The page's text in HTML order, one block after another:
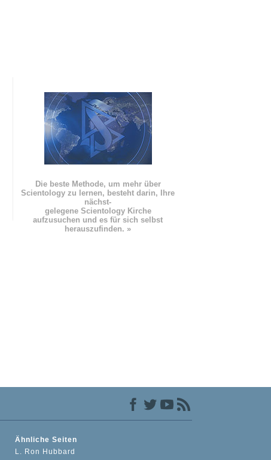
Die beste Methode, um mehr über
Scientology zu lernen, besteht darin, Ihre
nächst-
gelegene Scientology Kirche
aufzusuchen und es für sich selbst
herauszufinden. »
Ähnliche Seiten
L. Ron Hubbard